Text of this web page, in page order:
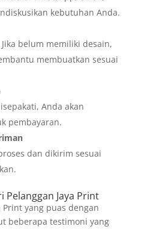
kebutuhan Anda.
belum memiliki desain,
membuatkan sesuai
Anda akan
pembayaran.
dan dikirim sesuai
Jaya Print
Print yang puas dengan
beberapa testimoni yang